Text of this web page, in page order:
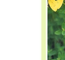
Booking Search